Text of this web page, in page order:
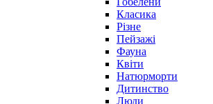
Класика
Різне
Пейзажі
Фауна
Квіти
Натюрморти
Дитинство
Люди